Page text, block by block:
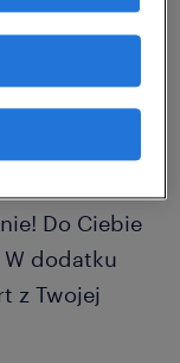
dłuższej
Do Ciebie
W dodatku
z Twojej